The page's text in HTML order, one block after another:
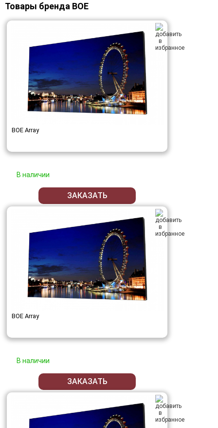
Товары бренда BOE
BOE Array
В наличии
ЗАКАЗАТЬ
BOE Array
В наличии
ЗАКАЗАТЬ